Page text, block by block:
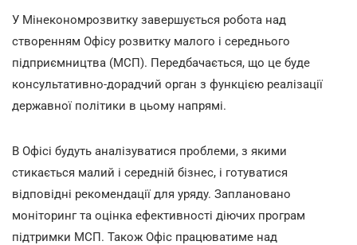
У Мінекономрозвитку завершується робота над
створенням Офісу розвитку малого і середнього
підприємництва (МСП). Передбачається, що це буде
консультативно-дорадчий орган з функцією реалізації
державної політики в цьому напрямі.
В Офісі будуть аналізуватися проблеми, з якими
стикається малий і середній бізнес, і готуватися
відповідні рекомендації для уряду. Заплановано
моніторинг та оцінка ефективності діючих програм
підтримки МСП. Також Офіс працюватиме над